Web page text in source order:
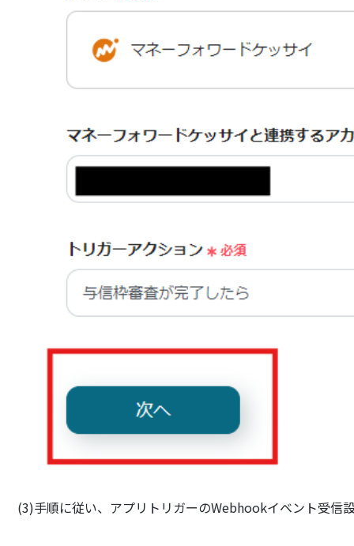
(3)手順に従い、アプリトリガーのWebhookイベント受信